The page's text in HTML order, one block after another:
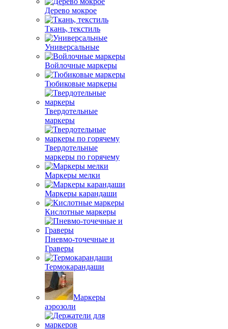
Дерево мокрое
Ткань, текстиль
Универсальные
Войлочные маркеры
Тюбиковые маркеры
Твердотельные
маркеры
Твердотельные
маркеры по горячему
Маркеры мелки
Маркеры карандаши
Кислотные маркеры
Пневмо-точечные и
Граверы
Термокарандаши
Маркеры
аэрозоли